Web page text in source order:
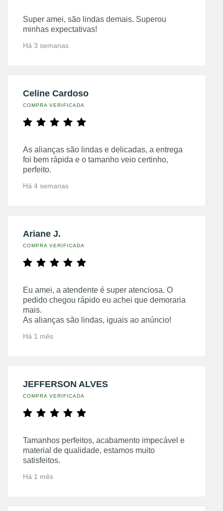
Super amei, são lindas demais. Superou
minhas expectativas!
Há 3 semanas
Celine Cardoso
COMPRA VERIFICADA
As alianças são lindas e delicadas, a entrega
foi bem rápida e o tamanho veio certinho,
perfeito.
Há 4 semanas
Ariane J.
COMPRA VERIFICADA
Eu amei, a atendente é super atenciosa. O
pedido chegou rápido eu achei que demoraria
mais.
As alianças são lindas, iguais ao anúncio!
Há 1 mês
JEFFERSON ALVES
COMPRA VERIFICADA
Tamanhos perfeitos, acabamento impecável e
material de qualidade, estamos muito
satisfeitos.
Há 1 mês